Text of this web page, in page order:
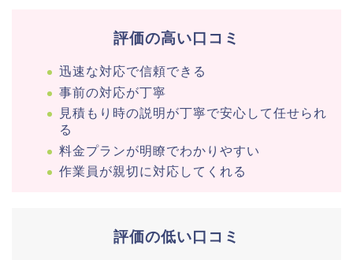
評価の高い口コミ
迅速な対応で信頼できる
事前の対応が丁寧
見積もり時の説明が丁寧で安心して任せられ
る
料金プランが明瞭でわかりやすい
作業員が親切に対応してくれる
評価の低い口コミ